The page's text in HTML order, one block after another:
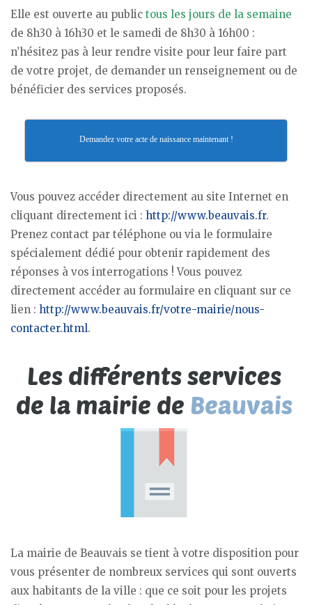
Elle est ouverte au public tous les jours de la semaine
de 8h30 à 16h30 et le samedi de 8h30 à 16h00 :
n’hésitez pas à leur rendre visite pour leur faire part
de votre projet, de demander un renseignement ou de
bénéficier des services proposés.
Demandez votre acte de naissance maintenant !
Vous pouvez accéder directement au site Internet en
cliquant directement ici : http://www.beauvais.fr.
Prenez contact par téléphone ou via le formulaire
spécialement dédié pour obtenir rapidement des
réponses à vos interrogations ! Vous pouvez
directement accéder au formulaire en cliquant sur ce
lien : http://www.beauvais.fr/votre-mairie/nous-
contacter.html.
La mairie de Beauvais se tient à votre disposition pour
vous présenter de nombreux services qui sont ouverts
aux habitants de la ville : que ce soit pour les projets